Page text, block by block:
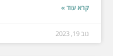
קרא עוד »
נוב 19, 2023